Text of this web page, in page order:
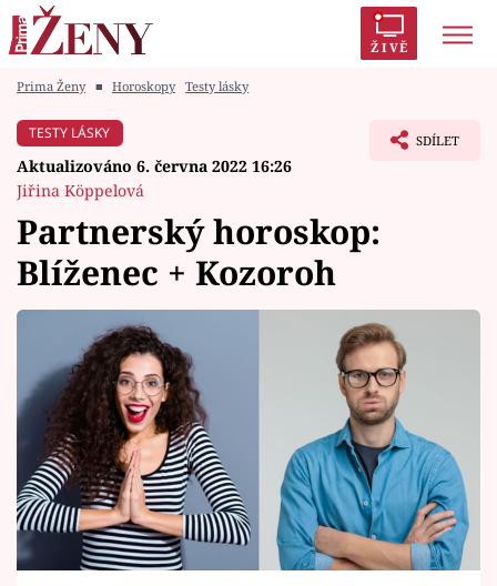
ŽIVĚ
Módní alarm
Témata
Celebrity
Vztahy
Seriály
Horoskopy
Sledujte prima+
Prima Ženy ■ Horoskopy Testy lásky
TESTY LÁSKY
Aktualizováno 6. června 2022 16:26
Jiřina Köppelová
SDÍLET
Partnerský horoskop:
Blíženec + Kozoroh